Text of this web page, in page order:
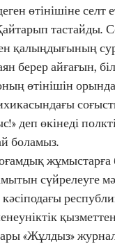
өтінішіне селт
тастайды.
қалыңдығының
берер айғағын,
өтінішін
деп өкінеді
боламыз.
сүйрелеуге
«Жұлдыз»